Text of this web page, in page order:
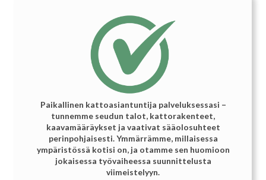
Paikallinen kattoasiantuntija palveluksessasi –
tunnemme seudun talot, kattorakenteet,
kaavamääräykset ja vaativat sääolosuhteet
perinpohjaisesti. Ymmärrämme, millaisessa
ympäristössä kotisi on, ja otamme sen huomioon
jokaisessa työvaiheessa suunnittelusta
viimeistelyyn.